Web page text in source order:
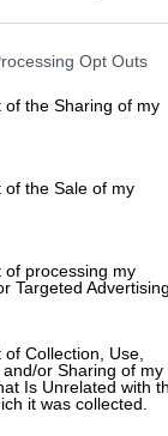
app uses one
or usage behaviour.
to Google and its
specified purposes
Opt Outs
of the Sharing of my
of the Sale of my
of processing my
Targeted
Collection, Use,
or Sharing of my
Is Unrelated with
it was collected.
από
διάσωση 37
και
ελληνικά
έρευνα για
δεν έχει
διώξεις